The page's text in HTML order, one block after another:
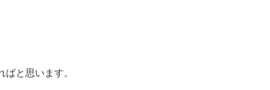
と思います。